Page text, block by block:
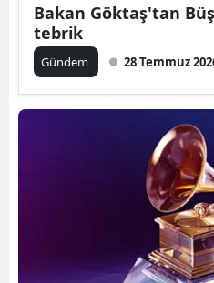
Bakan Göktaş'tan
tebrik
Gündem 28 Temmuz